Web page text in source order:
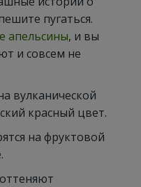
пугаться.
апельсины, и вы
и совсем не
вулканической
красный цвет.
на фруктовой